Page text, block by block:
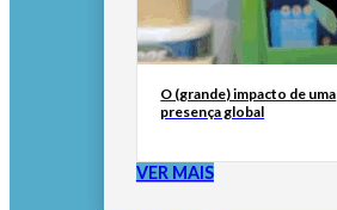
O (grande) impacto de uma
presença global
VER MAIS